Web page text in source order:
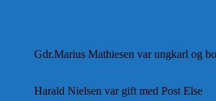
Gdr.Marius Mathiesen var ungkarl og
Harald Nielsen var gift med Post Else